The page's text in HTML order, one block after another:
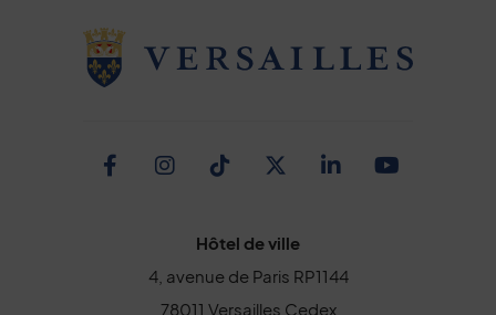
Facebook
Instagram
TikTokTwitter
Linkedin
Hôtel de ville
4, avenue de Paris RP1144
78011 Versailles Cedex